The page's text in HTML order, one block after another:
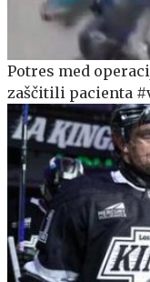
Potres med
zaščitili pacienta